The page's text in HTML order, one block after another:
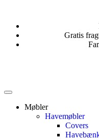
Gratis
Møbler
Havemøbler
Covers